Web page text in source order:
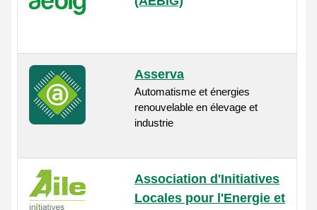
Asserva
Automatisme et énergies
renouvelable en élevage et
industrie
Association d'Initiatives
Locales pour l'Energie et